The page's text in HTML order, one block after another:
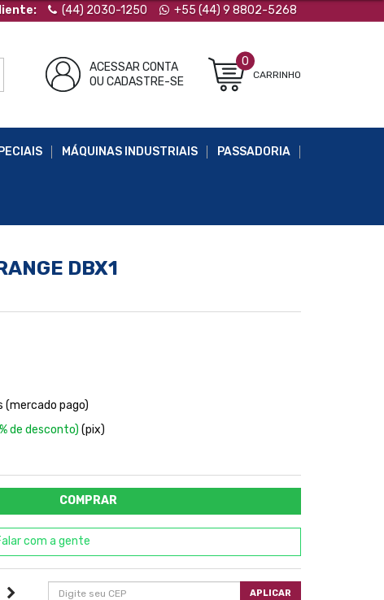
(44) 2030-1250 +55 (44) 9 8802-5268
ACESSAR CONTA
OU CADASTRE-SE
0
CARRINHO
MÁQUINAS INDUSTRIAIS PASSADORIA
DBX1
(mercado pago)
de desconto) (pix)
COMPRAR
com a gente
APLICAR